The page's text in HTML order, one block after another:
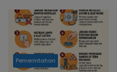
Pemerintahan